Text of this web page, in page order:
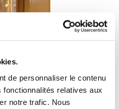
de personnaliser le contenu
relatives aux
notre trafic. Nous